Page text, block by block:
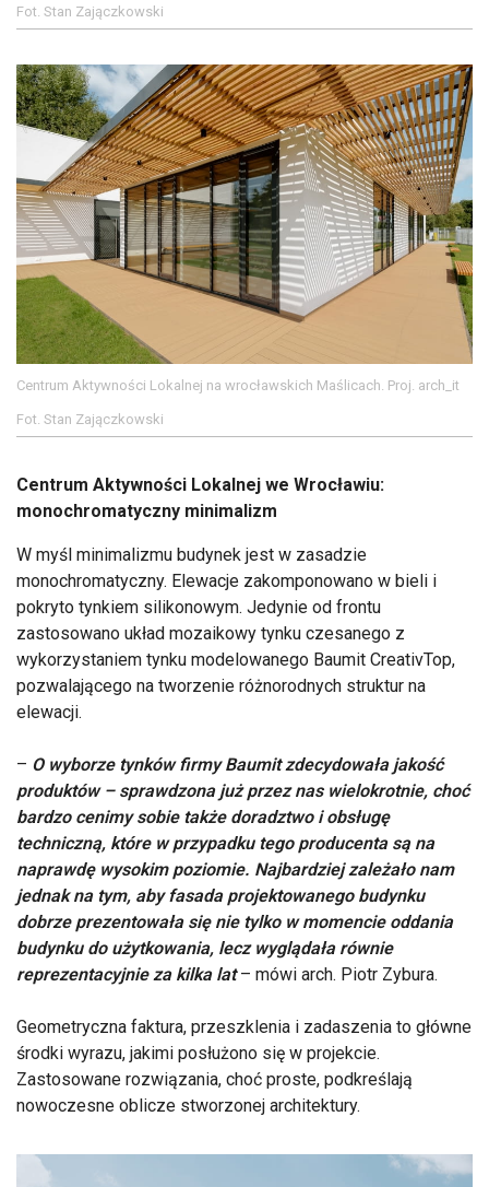
Fot. Stan Zajączkowski
Centrum Aktywności Lokalnej na wrocławskich Maślicach. Proj. arch_it
Fot. Stan Zajączkowski
Centrum Aktywności Lokalnej we Wrocławiu:
monochromatyczny minimalizm
W myśl minimalizmu budynek jest w zasadzie
monochromatyczny. Elewacje zakomponowano w bieli i
pokryto tynkiem silikonowym. Jedynie od frontu
zastosowano układ mozaikowy tynku czesanego z
wykorzystaniem tynku modelowanego Baumit CreativTop,
pozwalającego na tworzenie różnorodnych struktur na
elewacji.
– O wyborze tynków firmy Baumit zdecydowała jakość
produktów – sprawdzona już przez nas wielokrotnie, choć
bardzo cenimy sobie także doradztwo i obsługę
techniczną, które w przypadku tego producenta są na
naprawdę wysokim poziomie. Najbardziej zależało nam
jednak na tym, aby fasada projektowanego budynku
dobrze prezentowała się nie tylko w momencie oddania
budynku do użytkowania, lecz wyglądała równie
reprezentacyjnie za kilka lat– mówi arch. Piotr Zybura.
Geometryczna faktura, przeszklenia i zadaszenia to główne
środki wyrazu, jakimi posłużono się w projekcie.
Zastosowane rozwiązania, choć proste, podkreślają
nowoczesne oblicze stworzonej architektury.